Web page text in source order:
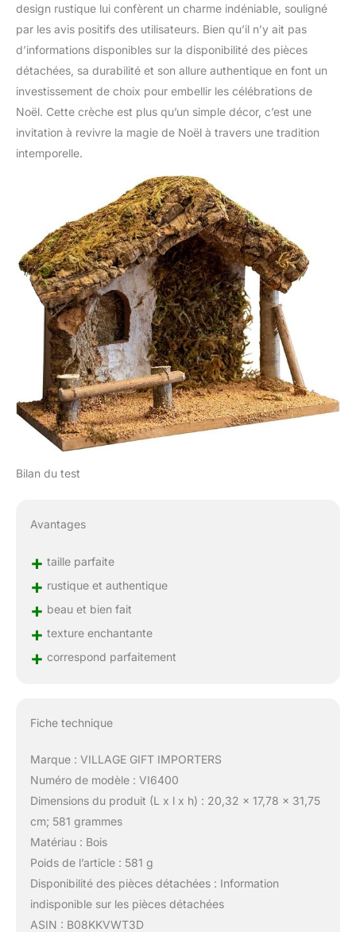
design rustique lui confèrent un charme indéniable, souligné
par les avis positifs des utilisateurs. Bien qu’il n’y ait pas
d’informations disponibles sur la disponibilité des pièces
détachées, sa durabilité et son allure authentique en font un
investissement de choix pour embellir les célébrations de
Noël. Cette crèche est plus qu’un simple décor, c’est une
invitation à revivre la magie de Noël à travers une tradition
intemporelle.
Bilan du test
Avantages
+ taille parfaite
+ rustique et authentique
+ beau et bien fait
+ texture enchantante
+ correspond parfaitement
Fiche technique
Marque : VILLAGE GIFT IMPORTERS
Numéro de modèle : VI6400
Dimensions du produit (L x l x h) : 20,32 x 17,78 x 31,75
cm; 581 grammes
Matériau : Bois
Poids de l’article : 581 g
Disponibilité des pièces détachées : Information
indisponible sur les pièces détachées
ASIN : B08KKVWT3D